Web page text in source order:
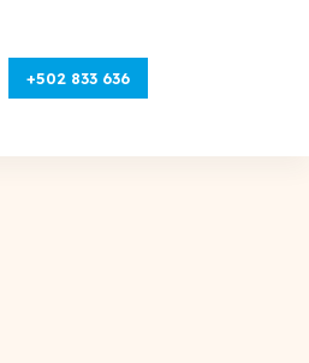
+502 833 636